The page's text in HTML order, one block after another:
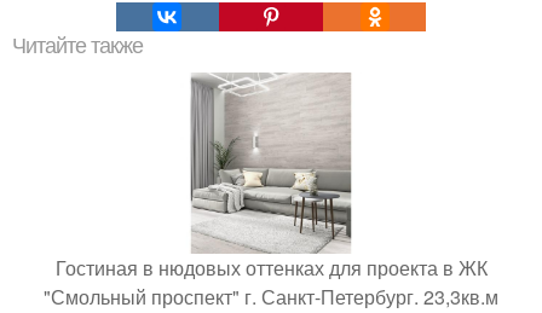
Читайте также
Гостиная в нюдовых оттенках для проекта в ЖК
"Смольный проспект" г. Санкт-Петербург. 23,3кв.м